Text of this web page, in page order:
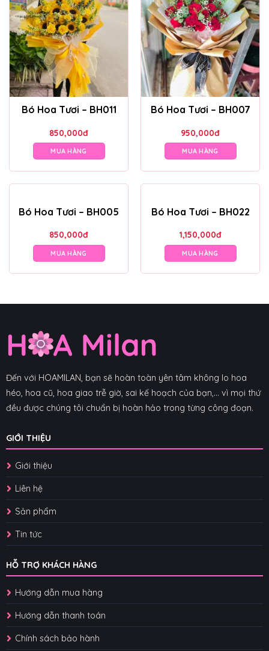
Bó Hoa Tươi – BH011
850,000đ
MUA HÀNG
Bó Hoa Tươi – BH007
950,000đ
MUA HÀNG
Bó Hoa Tươi – BH005
850,000đ
MUA HÀNG
Bó Hoa Tươi – BH022
1,150,000đ
MUA HÀNG
Đến với HOAMILAN, bạn sẽ hoàn toàn yên tâm không lo hoa
héo, hoa cũ, hoa giao trễ giờ, sai kế hoạch của bạn,... vì mọi thứ
đều được chúng tôi chuẩn bị hoàn hảo trong từng công đoạn.
GIỚI THIỆU
Giới thiệu
Liên hệ
Sản phẩm
Tin tức
HỖ TRỢ KHÁCH HÀNG
Hướng dẫn mua hàng
Hướng dẫn thanh toán
Chính sách bảo hành